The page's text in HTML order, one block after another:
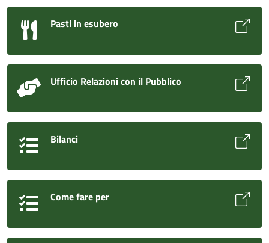
Pasti in esubero
Ufficio Relazioni con il Pubblico
Bilanci
Come fare per